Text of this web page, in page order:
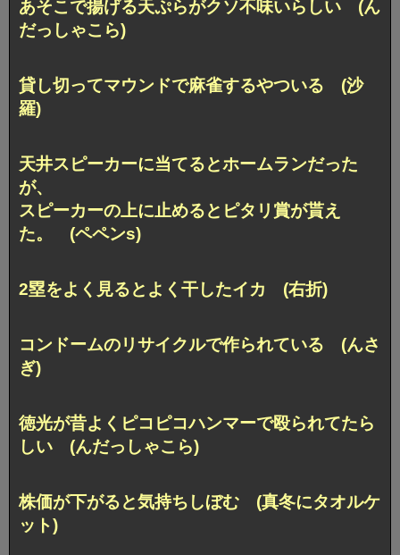
あそこで揚げる天ぷらがクソ不味いらしい (ん
だっしゃこら)
貸し切ってマウンドで麻雀するやついる (沙
羅)
天井スピーカーに当てるとホームランだった
が、
スピーカーの上に止めるとピタリ賞が貰え
た。 (ペペンs)
2塁をよく見るとよく干したイカ (右折)
コンドームのリサイクルで作られている (んさ
ぎ)
徳光が昔よくピコピコハンマーで殴られてたら
しい (んだっしゃこら)
株価が下がると気持ちしぼむ (真冬にタオルケ
ット)